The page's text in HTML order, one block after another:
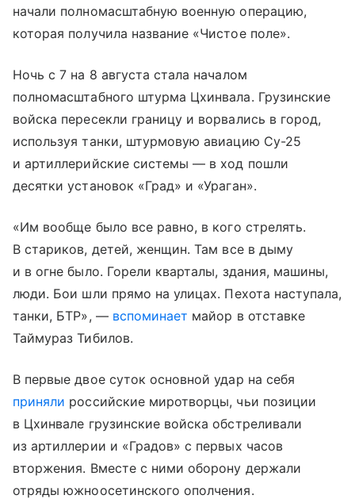
начали полномасштабную военную операцию,
которая получила название «Чистое поле».
Ночь с 7 на 8 августа стала началом
полномасштабного штурма Цхинвала. Грузинские
войска пересекли границу и ворвались в город,
используя танки, штурмовую авиацию Су-25
и артиллерийские системы — в ход пошли
десятки установок «Град» и «Ураган».
«Им вообще было все равно, в кого стрелять.
В стариков, детей, женщин. Там все в дыму
и в огне было. Горели кварталы, здания, машины,
люди. Бои шли прямо на улицах. Пехота наступала,
танки, БТР», — вспоминает майор в отставке
Таймураз Тибилов.
В первые двое суток основной удар на себя
приняли российские миротворцы, чьи позиции
в Цхинвале грузинские войска обстреливали
из артиллерии и «Градов» с первых часов
вторжения. Вместе с ними оборону держали
отряды южноосетинского ополчения.